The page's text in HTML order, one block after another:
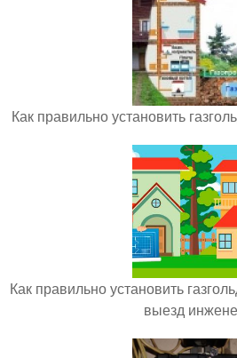
Как правильно установить
Как правильно установить
выезд